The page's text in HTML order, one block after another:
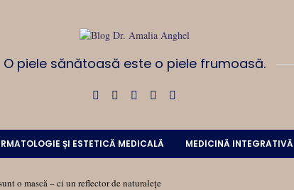
O piele sănătoasă este o piele frumoasă.
ȘI ESTETICĂ MEDICALĂ MEDICINĂ INTEGRATIVĂ
o mască – ci un reflector de naturalețe